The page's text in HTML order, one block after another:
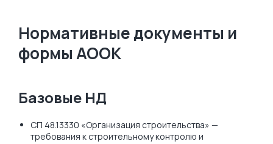
Нормативные документы и
формы АООК
Базовые НД
СП 48.13330 «Организация строительства» —
требования к строительному контролю и